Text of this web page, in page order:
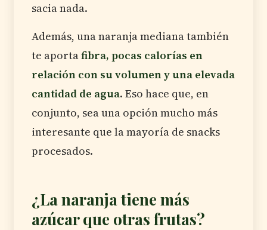
sacia nada.
Además, una naranja mediana también
te aportafibra, pocas calorías en
relación con su volumen y una elevada
cantidad de agua. Eso hace que, en
conjunto, sea una opción mucho más
interesante que la mayoría de snacks
procesados.
¿La naranja tiene más
azúcar que otras frutas?